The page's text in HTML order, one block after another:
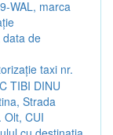
WAL, marca
data de
taxi nr.
TIBI DINU
Strada
Olt, CUI